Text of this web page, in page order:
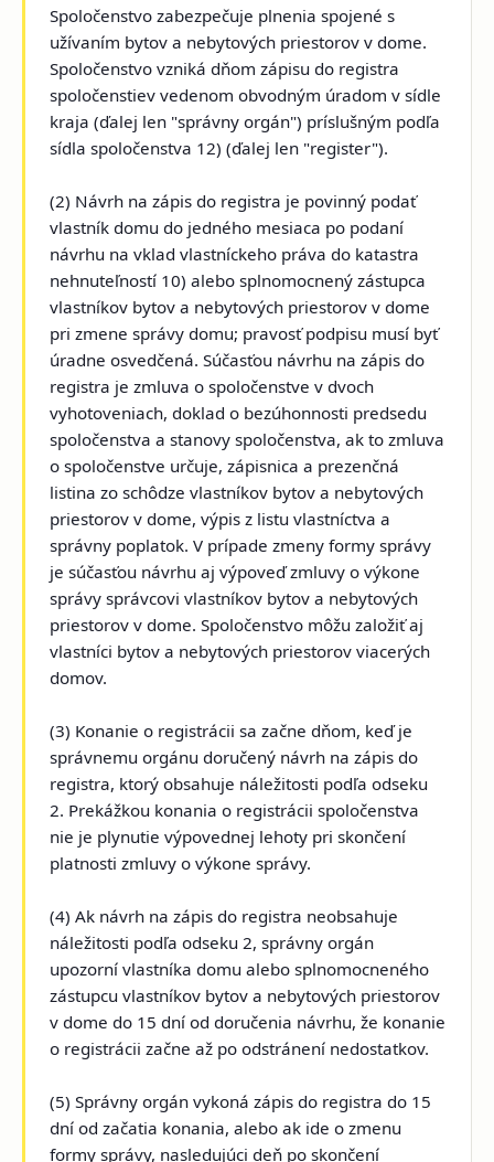
Spoločenstvo zabezpečuje plnenia spojené s
užívaním bytov a nebytových priestorov v dome.
Spoločenstvo vzniká dňom zápisu do registra
spoločenstiev vedenomobvodným úradom v sídle
kraja (ďalej len "správny orgán") príslušným podľa
sídla spoločenstva 12) (ďalej len "register").
(2) Návrh na zápis do registra je povinný podať
vlastník domu do jedného mesiaca po podaní
návrhu na vklad vlastníckeho práva do katastra
nehnuteľností 10) alebo splnomocnený zástupca
vlastníkov bytov a nebytových priestorov v dome
pri zmene správy domu; pravosť podpisu musí byť
úradne osvedčená. Súčasťou návrhu na zápis do
registra je zmluva o spoločenstve v dvoch
vyhotoveniach, doklad o bezúhonnosti predsedu
spoločenstva a stanovy spoločenstva, ak to zmluva
o spoločenstve určuje, zápisnica a prezenčná
listina zo schôdze vlastníkov bytov a nebytových
priestorov v dome, výpis z listu vlastníctva a
správny poplatok. V prípade zmeny formy správy
je súčasťou návrhu aj výpoveď zmluvy o výkone
správy správcovi vlastníkov bytov a nebytových
priestorov v dome. Spoločenstvo môžu založiť aj
vlastníci bytov a nebytových priestorov viacerých
domov.
(3) Konanie o registrácii sa začne dňom, keď je
správnemu orgánu doručený návrh na zápis do
registra, ktorý obsahuje náležitosti podľa odseku
2. Prekážkou konania o registrácii spoločenstva
nie je plynutie výpovednej lehoty pri skončení
platnosti zmluvy o výkone správy.
(4) Ak návrh na zápis do registra neobsahuje
náležitosti podľa odseku 2, správny orgán
upozorní vlastníka domu alebo splnomocneného
zástupcu vlastníkov bytov a nebytových priestorov
v dome do 15 dní od doručenia návrhu, že konanie
o registrácii začne až po odstránení nedostatkov.
(5) Správny orgán vykoná zápis do registra do 15
dní od začatia konania, alebo ak ide o zmenu
formy správy, nasledujúci deň po skončení